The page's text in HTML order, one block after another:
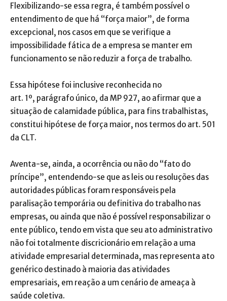
Flexibilizando-se essa regra, é também possível o
entendimento de que há “força maior”, de forma
excepcional, nos casos em que se verifique a
impossibilidade fática de a empresa se manter em
funcionamento se não reduzir a força de trabalho.
Essa hipótese foi inclusive reconhecida no
art. 1º, parágrafo único, da MP 927, ao afirmar que a
situação de calamidade pública, para fins trabalhistas,
constitui hipótese de força maior, nos termos do art. 501
da CLT.
Aventa-se, ainda, a ocorrência ou não do “fato do
príncipe”, entendendo-se que as leis ou resoluções das
autoridades públicas foram responsáveis pela
paralisação temporária ou definitiva do trabalho nas
empresas, ou ainda que não é possível responsabilizar o
ente público, tendo em vista que seu ato administrativo
não foi totalmente discricionário em relação a uma
atividade empresarial determinada, mas representa ato
genérico destinado à maioria das atividades
empresariais, em reação a um cenário de ameaça à
saúde coletiva.